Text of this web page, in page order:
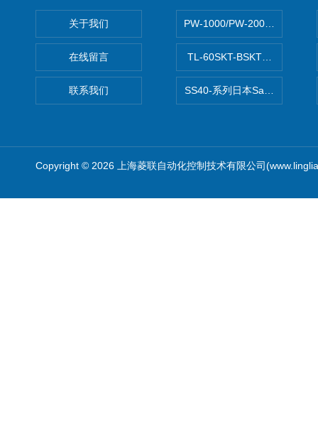
关于我们
在线留言
联系我们
PW-1000/PW-
TL-60SKT-BSKTC张力控制器
SS40-系列日本Sawamura泽
Copyright © 2026 上海菱联自动化控制技术有限公司